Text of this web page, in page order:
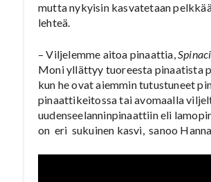
mutta nykyisin kasvatetaan
lehteä.
– Viljelemme aitoa pinaattia,
Moni yllättyy tuoreesta pinaatista
kun he ovat aiemmin tutustuneet
pinaattikeitossa tai avomaalla
uudenseelanninpinaattiin eli
on eri sukuinen kasvi, sanoo